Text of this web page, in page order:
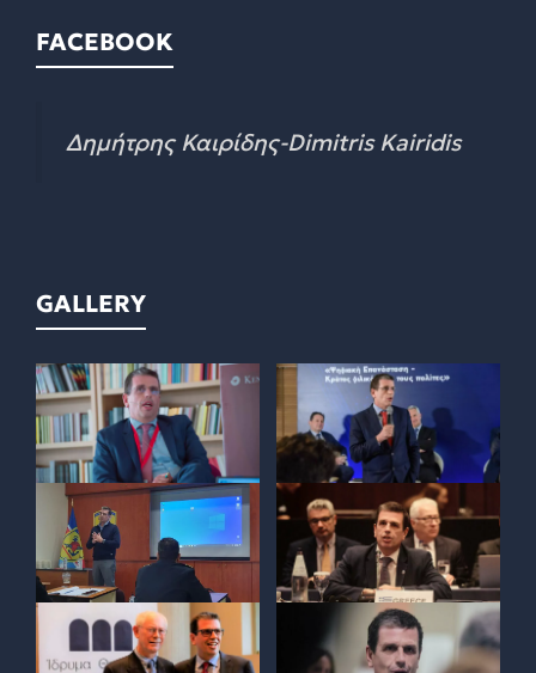
FACEBOOK
Δημήτρης Καιρίδης-Dimitris Kairidis
GALLERY